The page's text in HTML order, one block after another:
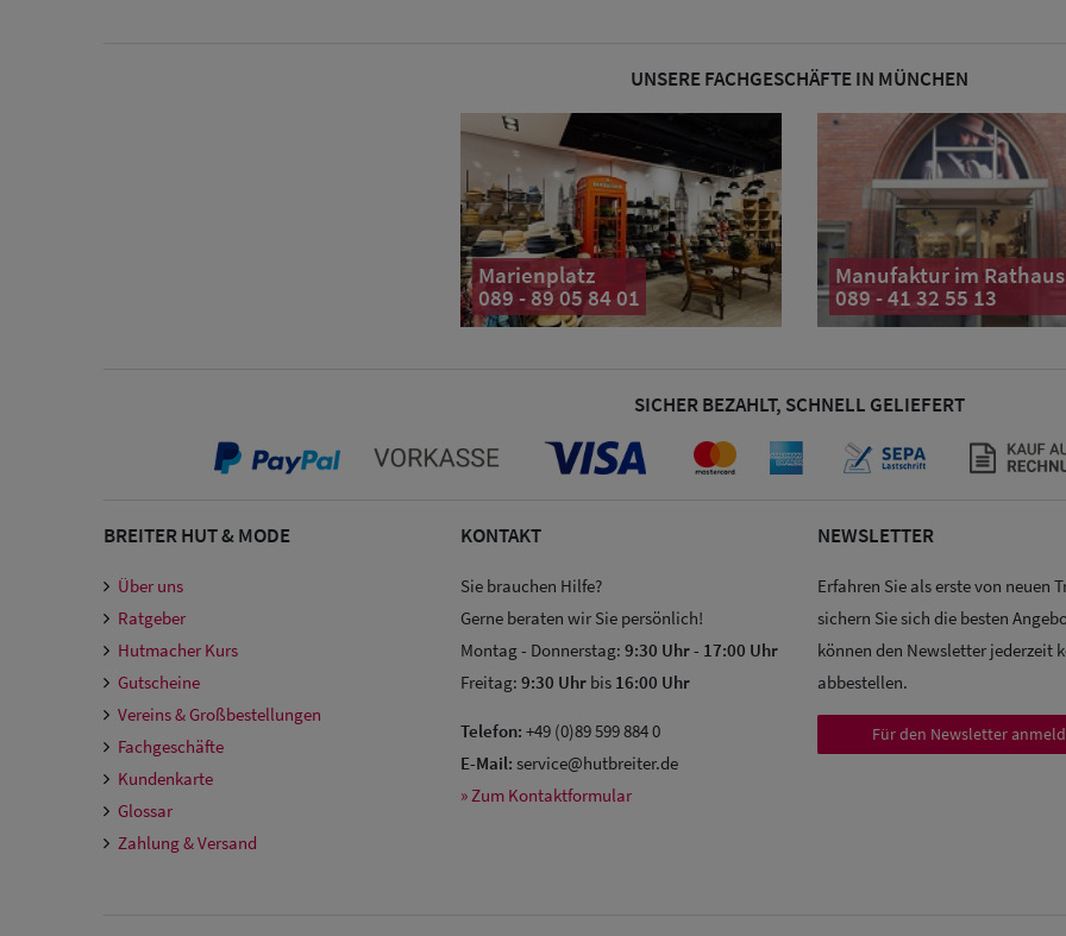
UNSERE FACHGESCHÄFTE IN MÜNCHEN
Marienplatz
089 - 89 05 84 01
Manufaktur im Rathaus
089 - 41 32 55 13
SICHER BEZAHLT, SCHNELL GELIEFERT
BREITER HUT & MODE
Über uns
Ratgeber
Hutmacher Kurs
Gutscheine
Vereins & Großbestellungen
Fachgeschäfte
Kundenkarte
Glossar
Zahlung & Versand
KONTAKT
Sie brauchen Hilfe?
Gerne beraten wir Sie persönlich!
Montag - Donnerstag: 9:30 Uhr- 17:00 Uhr
Freitag: 9:30 Uhr bis 16:00 Uhr
Telefon: +49 (0)89 599 884 0
E-Mail: service@hutbreiter.de
» Zum Kontaktformular
NEWSLETTER
Erfahren Sie als erste von neuen
sichern Sie sich die besten
können den Newsletter jederzeit
abbestellen.
Für den Newsletter